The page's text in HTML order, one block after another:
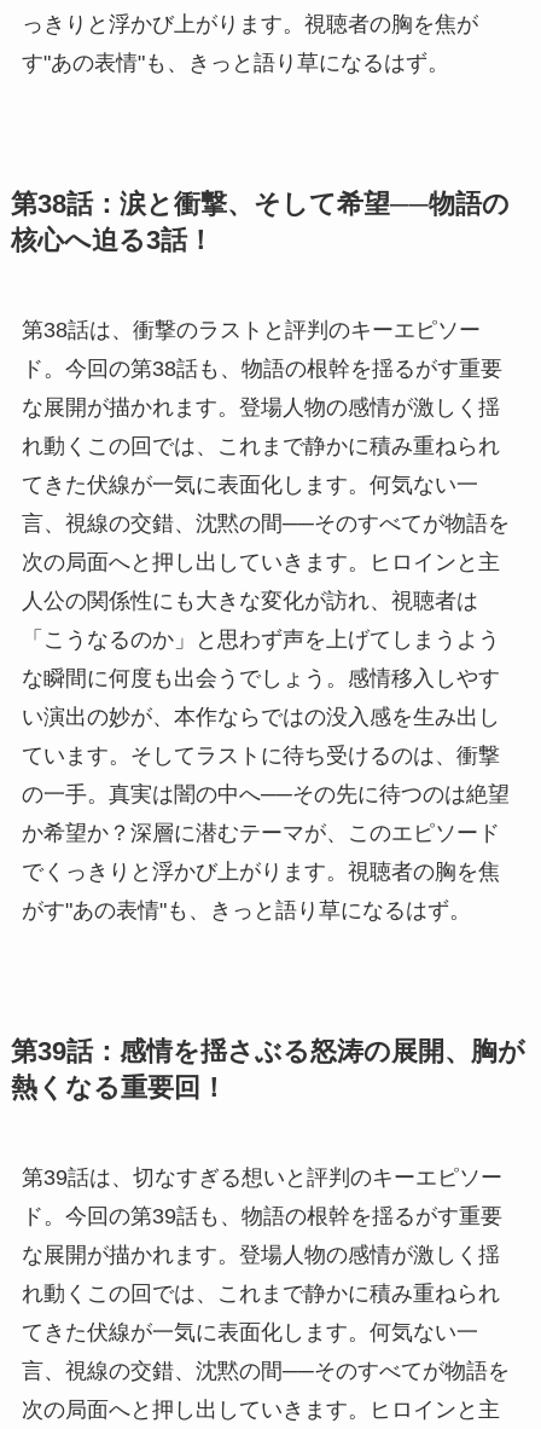
っきりと浮かび上がります。視聴者の胸を焦が
す"あの表情"も、きっと語り草になるはず。
第38話：涙と衝撃、そして希望──物語の
核心へ迫る3話！
第38話は、衝撃のラストと評判のキーエピソー
ド。今回の第38話も、物語の根幹を揺るがす重要
な展開が描かれます。登場人物の感情が激しく揺
れ動くこの回では、これまで静かに積み重ねられ
てきた伏線が一気に表面化します。何気ない一
言、視線の交錯、沈黙の間──そのすべてが物語を
次の局面へと押し出していきます。ヒロインと主
人公の関係性にも大きな変化が訪れ、視聴者は
「こうなるのか」と思わず声を上げてしまうよう
な瞬間に何度も出会うでしょう。感情移入しやす
い演出の妙が、本作ならではの没入感を生み出し
ています。そしてラストに待ち受けるのは、衝撃
の一手。真実は闇の中へ──その先に待つのは絶望
か希望か？深層に潜むテーマが、このエピソード
でくっきりと浮かび上がります。視聴者の胸を焦
がす"あの表情"も、きっと語り草になるはず。
第39話：感情を揺さぶる怒涛の展開、胸が
熱くなる重要回！
第39話は、切なすぎる想いと評判のキーエピソー
ド。今回の第39話も、物語の根幹を揺るがす重要
な展開が描かれます。登場人物の感情が激しく揺
れ動くこの回では、これまで静かに積み重ねられ
てきた伏線が一気に表面化します。何気ない一
言、視線の交錯、沈黙の間──そのすべてが物語を
次の局面へと押し出していきます。ヒロインと主